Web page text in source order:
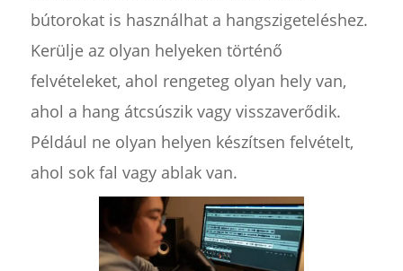
bútorokat is használhat a hangszigeteléshez.
Kerülje az olyan helyeken történő
felvételeket, ahol rengeteg olyan hely van,
ahol a hang átcsúszik vagy visszaverődik.
Például ne olyan helyen készítsen felvételt,
ahol sok fal vagy ablak van.